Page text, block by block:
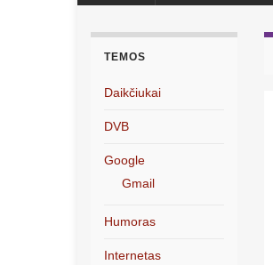
TEMOS
Daikčiukai
DVB
Google
Gmail
Humoras
Internetas